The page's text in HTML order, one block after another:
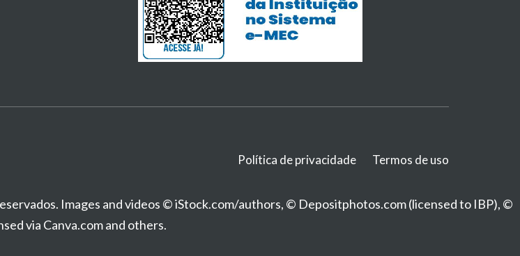
Política de privacidade Termos de uso
Images and videos © iStock.com/authors, © Depositphotos.com (licensed to IBP), ©
via Canva.com and others.